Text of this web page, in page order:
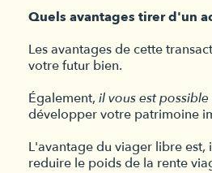
Quels avantages tirer d'un
Les avantages de cette
votre futur bien.
Également, il vous est
développer votre patrimoine
L'avantage du viager libre
reduire le poids de la rente